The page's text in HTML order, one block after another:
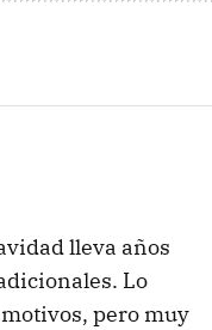
lleva años
Lo
pero muy